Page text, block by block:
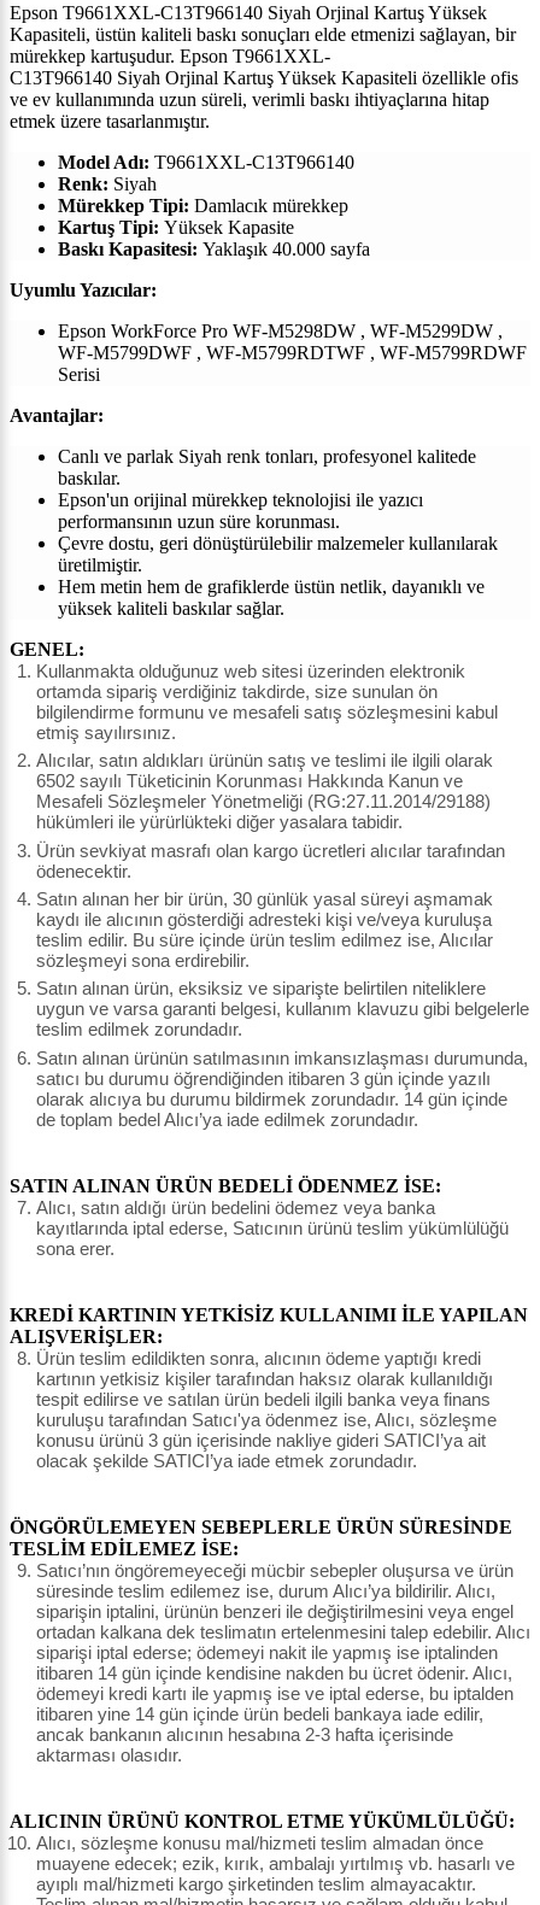
Epson T9661XXL-C13T966140 Siyah Orjinal Kartuş Yüksek
Kapasiteli, üstün kaliteli baskı sonuçları elde etmenizi sağlayan, bir
mürekkep kartuşudur. Epson T9661XXL-
C13T966140 Siyah Orjinal Kartuş Yüksek Kapasiteli özellikle ofis
ve ev kullanımında uzun süreli, verimli baskı ihtiyaçlarına hitap
etmek üzere tasarlanmıştır.
Model Adı: T9661XXL-C13T966140
Renk: Siyah
Mürekkep Tipi: Damlacık mürekkep
Kartuş Tipi: Yüksek Kapasite
Baskı Kapasitesi: Yaklaşık 40.000 sayfa
Uyumlu Yazıcılar:
Epson WorkForce Pro WF-M5298DW , WF-M5299DW ,
WF-M5799DWF , WF-M5799RDTWF , WF-M5799RDWF
Serisi
Avantajlar:
Canlı ve parlak Siyah renk tonları, profesyonel kalitede
baskılar.
Epson'un orijinal mürekkep teknolojisi ile yazıcı
performansının uzun süre korunması.
Çevre dostu, geri dönüştürülebilir malzemeler kullanılarak
üretilmiştir.
Hem metin hem de grafiklerde üstün netlik, dayanıklı ve
yüksek kaliteli baskılar sağlar.
GENEL:
Kullanmakta olduğunuz web sitesi üzerinden elektronik
ortamda sipariş verdiğiniz takdirde, size sunulan ön
bilgilendirme formunu ve mesafeli satış sözleşmesini kabul
etmiş sayılırsınız.
Alıcılar, satın aldıkları ürünün satış ve teslimi ile ilgili olarak
6502 sayılı Tüketicinin Korunması Hakkında Kanun ve
Mesafeli Sözleşmeler Yönetmeliği (RG:27.11.2014/29188)
hükümleri ile yürürlükteki diğer yasalara tabidir.
Ürün sevkiyat masrafı olan kargo ücretleri alıcılar tarafından
ödenecektir.
Satın alınan her bir ürün, 30 günlük yasal süreyi aşmamak
kaydı ile alıcının gösterdiği adresteki kişi ve/veya kuruluşa
teslim edilir. Bu süre içinde ürün teslim edilmez ise, Alıcılar
sözleşmeyi sona erdirebilir.
Satın alınan ürün, eksiksiz ve siparişte belirtilen niteliklere
uygun ve varsa garanti belgesi, kullanım klavuzu gibi belgelerle
teslim edilmek zorundadır.
Satın alınan ürünün satılmasının imkansızlaşması durumunda,
satıcı bu durumu öğrendiğinden itibaren 3 gün içinde yazılı
olarak alıcıya bu durumu bildirmek zorundadır. 14 gün içinde
de toplam bedel Alıcı’ya iade edilmek zorundadır.
SATIN ALINAN ÜRÜN BEDELİ ÖDENMEZ İSE:
Alıcı, satın aldığı ürün bedelini ödemez veya banka
kayıtlarında iptal ederse, Satıcının ürünü teslim yükümlülüğü
sona erer.
KREDİ KARTININ YETKİSİZ KULLANIMI İLE YAPILAN
ALIŞVERİŞLER:
Ürün teslim edildikten sonra, alıcının ödeme yaptığı kredi
kartının yetkisiz kişiler tarafından haksız olarak kullanıldığı
tespit edilirse ve satılan ürün bedeli ilgili banka veya finans
kuruluşu tarafından Satıcı'ya ödenmez ise, Alıcı, sözleşme
konusu ürünü 3 gün içerisinde nakliye gideri SATICI’ya ait
olacak şekilde SATICI’ya iade etmek zorundadır.
ÖNGÖRÜLEMEYEN SEBEPLERLE ÜRÜN SÜRESİNDE
TESLİM EDİLEMEZ İSE:
Satıcı’nın öngöremeyeceği mücbir sebepler oluşursa ve ürün
süresinde teslim edilemez ise, durum Alıcı’ya bildirilir. Alıcı,
siparişin iptalini, ürünün benzeri ile değiştirilmesini veya engel
ortadan kalkana dek teslimatın ertelenmesini talep edebilir. Alıcı
siparişi iptal ederse; ödemeyi nakit ile yapmış ise iptalinden
itibaren 14 gün içinde kendisine nakden bu ücret ödenir. Alıcı,
ödemeyi kredi kartı ile yapmış ise ve iptal ederse, bu iptalden
itibaren yine 14 gün içinde ürün bedeli bankaya iade edilir,
ancak bankanın alıcının hesabına 2-3 hafta içerisinde
aktarması olasıdır.
ALICININ ÜRÜNÜ KONTROL ETME YÜKÜMLÜLÜĞÜ:
Alıcı, sözleşme konusu mal/hizmeti teslim almadan önce
muayene edecek; ezik, kırık, ambalajı yırtılmış vb. hasarlı ve
ayıplı mal/hizmeti kargo şirketinden teslim almayacaktır.